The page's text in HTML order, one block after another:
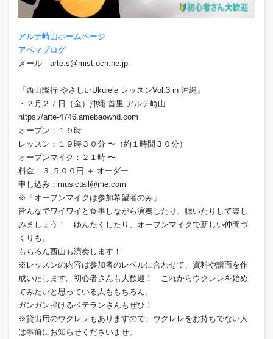
アルテ崎山ホームページ
アベマブログ
メール arte.s@mist.ocn.ne.jp
『西山隆行 やさしいUkulele レッスンVol.3 in 沖縄』
・２月２７日（金）沖縄 首里 アルテ崎山
https://arte-4746.amebaownd.com
オープン：１９時
レッスン：１９時３０分 〜（約１時間３０分）
オープンマイク：２１時 〜
料金：３,５００円 ＋ オーダー
申し込み：musictail@me.com
※「オープンマイクは参加希望者のみ」
皆んなでワイワイと食事しながら演奏したり、聴いたりして楽し
みましょう！ ゆんたくしたり、オープンマイクで新しい仲間づ
くりも。
もちろん西山も演奏します！
※レッスンの内容は参加者のレベルに合わせて、資料や譜面を作
成いたします。初心者さんも大歓迎！ これからウクレレを始め
てみたいと思っている人ももちろん。
ガンガン弾けるベテランさんもぜひ！
※貸出用のウクレレもありますので、ウクレレをお持ちでない人
は事前にお知らせくださいませ。